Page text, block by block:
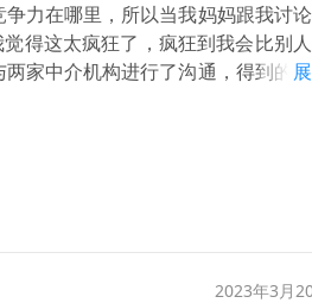
力在哪里，所以当我妈妈跟我讨
得这太疯狂了，疯狂到我会比别
家中介机构进行了沟通，得到的
填写完手机号等信息后很快的联系
积极反馈，让我有信心申请留学。
在过往经历里挖掘我的闪光点。对
没有方向感和进度感的事情真的很
圆梦的机会。
2023年3月